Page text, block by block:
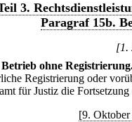
3.
Paragraf 15b.
[1.
Betrieb ohne
Registrierung oder
für Justiz die
[9. Oktober